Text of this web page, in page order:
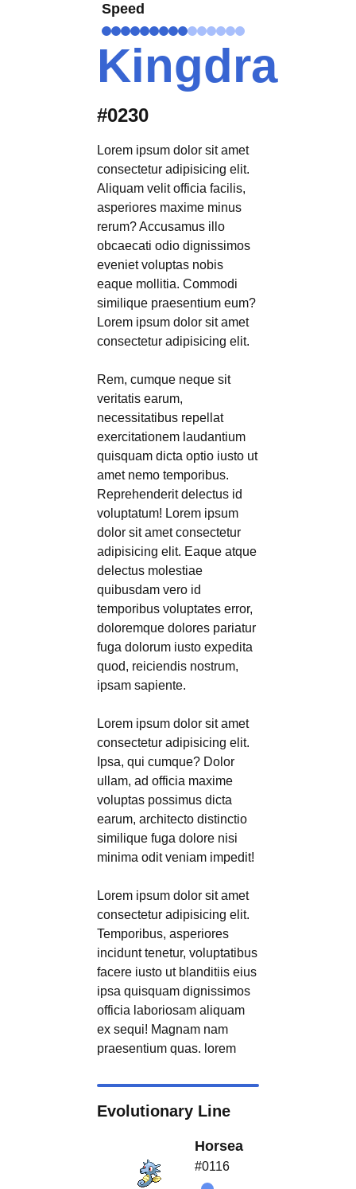
Speed
Kingdra
#0230
Lorem ipsum dolor sit amet
consectetur adipisicing elit.
Aliquam velit officia facilis,
asperiores maxime minus
rerum? Accusamus illo
obcaecati odio dignissimos
eveniet voluptas nobis
eaque mollitia. Commodi
similique praesentium eum?
Lorem ipsum dolor sit amet
consectetur adipisicing elit.
Rem, cumque neque sit
veritatis earum,
necessitatibus repellat
exercitationem laudantium
quisquam dicta optio iusto ut
amet nemo temporibus.
Reprehenderit delectus id
voluptatum! Lorem ipsum
dolor sit amet consectetur
adipisicing elit. Eaque atque
delectus molestiae
quibusdam vero id
temporibus voluptates error,
doloremque dolores pariatur
fuga dolorum iusto expedita
quod, reiciendis nostrum,
ipsam sapiente.
Lorem ipsum dolor sit amet
consectetur adipisicing elit.
Ipsa, qui cumque? Dolor
ullam, ad officia maxime
voluptas possimus dicta
earum, architecto distinctio
similique fuga dolore nisi
minima odit veniam impedit!
Lorem ipsum dolor sit amet
consectetur adipisicing elit.
Temporibus, asperiores
incidunt tenetur, voluptatibus
facere iusto ut blanditiis eius
ipsa quisquam dignissimos
officia laboriosam aliquam
ex sequi! Magnam nam
praesentium quas. lorem
Evolutionary Line
Horsea
#0116